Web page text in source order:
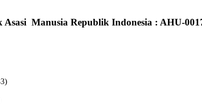
Manusia Republik Indonesia : AHU-